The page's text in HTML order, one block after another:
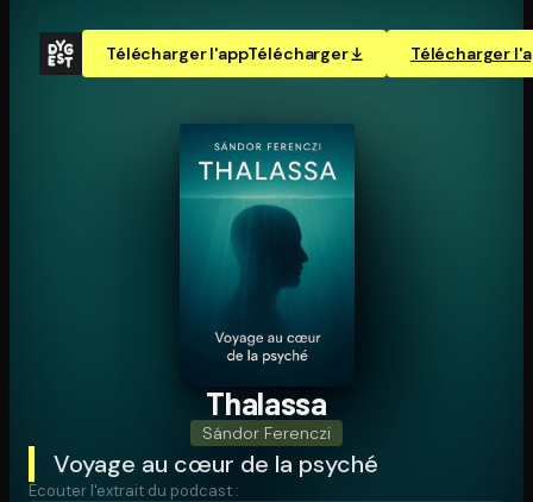
Télécharger l'appTélécharger Télécharger
Thalassa
Sándor Ferenczi
Voyage au cœur de la psyché
Écouter l'extrait du podcast :